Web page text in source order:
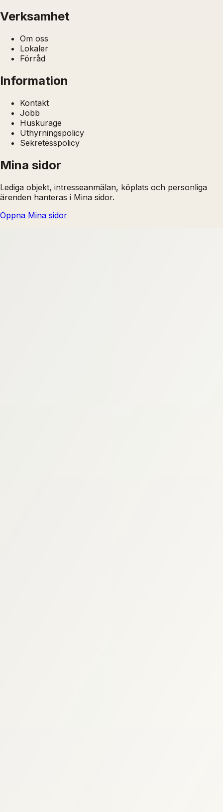
Verksamhet
Om oss
Lokaler
Förråd
Information
Kontakt
Jobb
Huskurage
Uthyrningspolicy
Sekretesspolicy
Mina sidor
Lediga objekt, intresseanmälan, köplats och personliga
ärenden hanteras i Mina sidor.
Öppna Mina sidor